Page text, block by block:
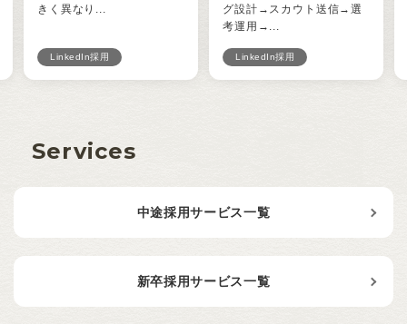
きく異なり...
LinkedIn採用
グ設計→スカウト送信→選
考運用→...
LinkedIn採用
Services
中途採用サービス一覧
新卒採用サービス一覧